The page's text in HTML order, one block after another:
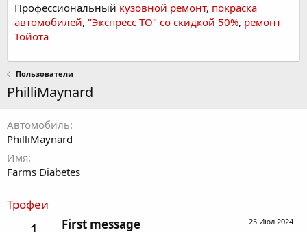
Профессиональный кузовной ремонт, покраска
автомобилей, "Экспресс ТО" со скидкой 50%, ремонт
Тойота
Пользователи
PhilliMaynard
Автомобиль
PhilliMaynard
Имя
Farms Diabetes
Трофеи
25 Июл 2024
First message